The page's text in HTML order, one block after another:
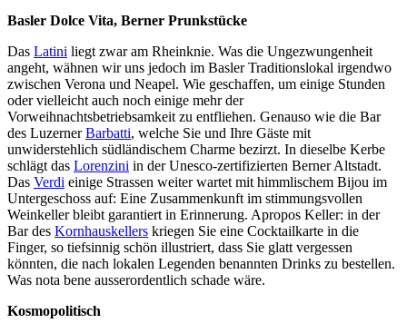
Basler Dolce Vita, Berner Prunkstücke
Das Latini liegt zwar am Rheinknie. Was die Ungezwungenheit
angeht, wähnen wir uns jedoch im Basler Traditionslokal irgendwo
zwischen Verona und Neapel. Wie geschaffen, um einige Stunden
oder vielleicht auch noch einige mehr der
Vorweihnachtsbetriebsamkeit zu entfliehen. Genauso wie die Bar
des LuzernerBarbatti, welche Sie und Ihre Gäste mit
unwiderstehlich südländischem Charme bezirzt. In dieselbe Kerbe
schlägt das Lorenzini in der Unesco-zertifizierten Berner Altstadt.
Das Verdi einige Strassen weiter wartet mit himmlischem Bijou im
Untergeschoss auf: Eine Zusammenkunft im stimmungsvollen
Weinkeller bleibt garantiert in Erinnerung. Apropos Keller: in der
Bar des Kornhauskellers kriegen Sie eine Cocktailkarte in die
Finger, so tiefsinnig schön illustriert, dass Sie glatt vergessen
könnten, die nach lokalen Legenden benannten Drinks zu bestellen.
Was nota bene ausserordentlich schade wäre.
Kosmopolitisch